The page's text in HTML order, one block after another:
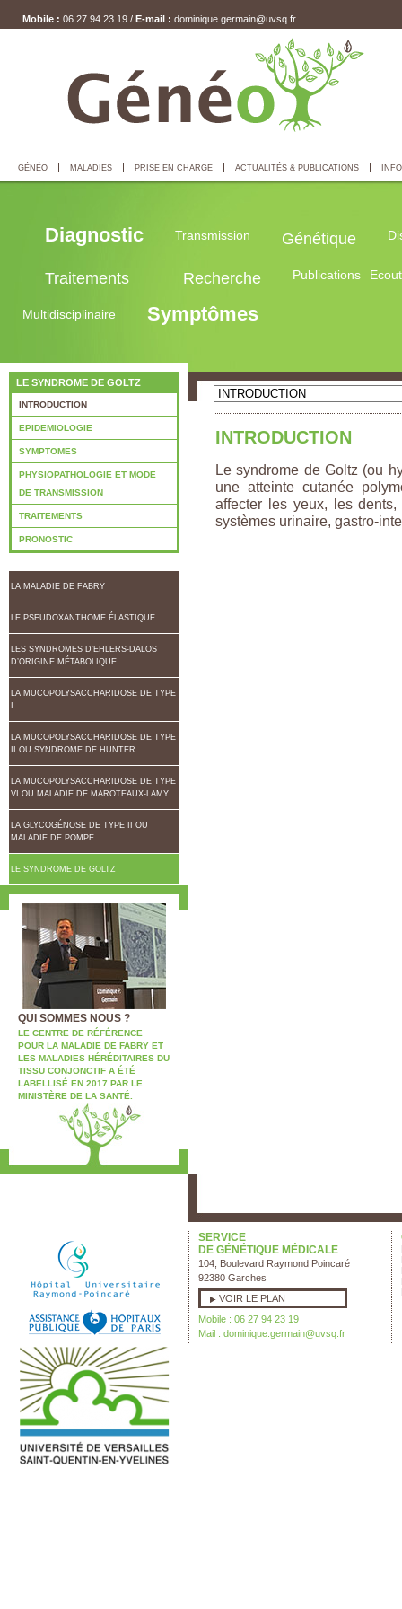
Mobile : 06 27 94 23 19 / E-mail : dominique.germain@uvsq.fr
GÉNÉO MALADIES PRISE EN CHARGE ACTUALITÉS & PUBLICATIONS
Diagnostic Transmission Génétique
Traitements Recherche Publications
Multidisciplinaire Symptômes
LE SYNDROME DE GOLTZ
INTRODUCTION
EPIDEMIOLOGIE
SYMPTOMES
PHYSIOPATHOLOGIE ET MODE
DE TRANSMISSION
TRAITEMENTS
PRONOSTIC
LA MALADIE DE FABRY
LE PSEUDOXANTHOME ÉLASTIQUE
LES SYNDROMES D’EHLERS-DALOS
D’ORIGINE MÉTABOLIQUE
LA MUCOPOLYSACCHARIDOSE DE TYPE
LA MUCOPOLYSACCHARIDOSE DE TYPE
II OU SYNDROME DE HUNTER
LA MUCOPOLYSACCHARIDOSE DE TYPE
VI OU MALADIE DE MAROTEAUX-LAMY
LA GLYCOGÉNOSE DE TYPE II OU
MALADIE DE POMPE
LE SYNDROME DE GOLTZ
QUI SOMMES NOUS ?
LE CENTRE DE RÉFÉRENCE
POUR LA MALADIE DE FABRY ET
LES MALADIES HÉRÉDITAIRES DU
TISSU CONJONCTIF A ÉTÉ
LABELLISÉ EN 2017 PAR LE
MINISTÈRE DE LA SANTÉ.
INTRODUCTION
Le syndrome de Goltz (ou
une atteinte cutanée
affecter les yeux, les
systèmes urinaire, gastro-
SERVICE
DE GÉNÉTIQUE MÉDICALE
104, Boulevard Raymond Poincaré
92380 Garches
VOIR LE PLAN
Mobile : 06 27 94 23 19
Mail : dominique.germain@uvsq.fr